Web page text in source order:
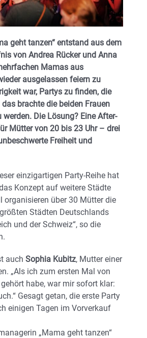
geht tanzen“ entstand aus dem
von Andrea Rücker und Anna
Mamas aus
ausgelassen feiern zu
war, Partys zu finden, die
brachte die beiden Frauen
Die Lösung? Eine After-
Mütter von 20 bis 23 Uhr – drei
Freiheit und
einzigartigen Party-Reihe hat
Konzept auf weitere Städte
organisieren über 30 Mütter die
Städten Deutschlands
und der Schweiz“, so die
auch Sophia Kubitz, Mutter einer
„Als ich zum ersten Mal von
gehört habe, war mir sofort klar:
Gesagt getan, die erste Party
einigen Tagen im Vorverkauf
„Mama geht tanzen“